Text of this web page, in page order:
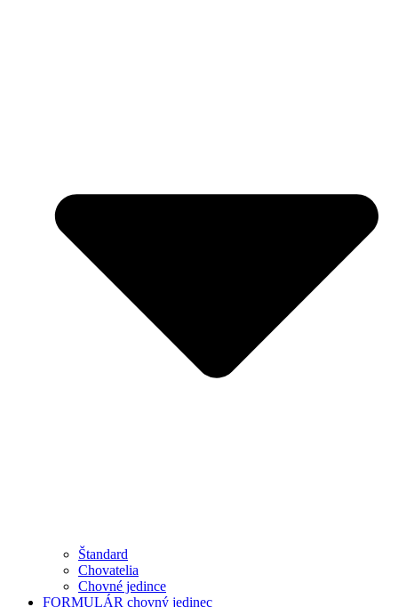
Štandard
Chovatelia
Chovné jedince
FORMULÁR chovný jedinec